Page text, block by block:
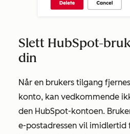
Slett HubSpot-
din
Når en brukers tilgang
konto, kan vedkommende
den HubSpot-kontoen.
e-postadressen vil imidlertid